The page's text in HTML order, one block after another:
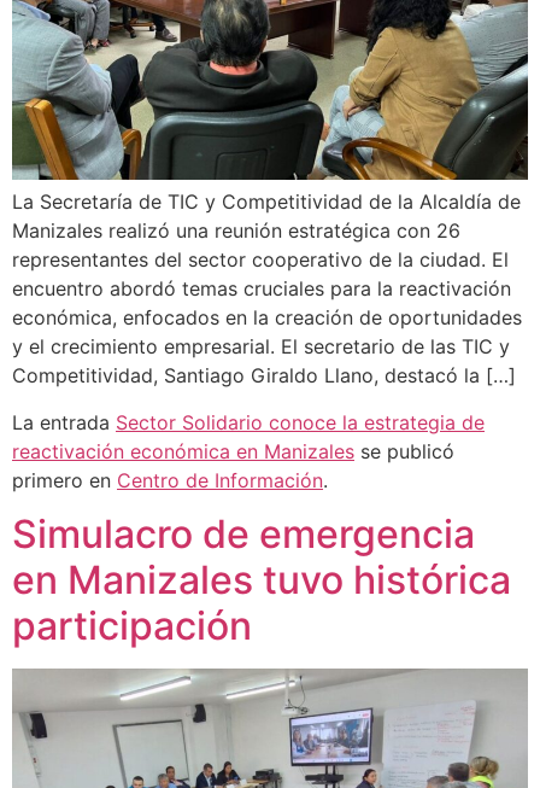
La Secretaría de TIC y Competitividad de la Alcaldía de
Manizales realizó una reunión estratégica con 26
representantes del sector cooperativo de la ciudad. El
encuentro abordó temas cruciales para la reactivación
económica, enfocados en la creación de oportunidades
y el crecimiento empresarial. El secretario de las TIC y
Competitividad, Santiago Giraldo Llano, destacó la […]
La entrada Sector Solidario conoce la estrategia de
reactivación económica en Manizales se publicó
primero en Centro de Información.
Simulacro de emergencia
en Manizales tuvo histórica
participación